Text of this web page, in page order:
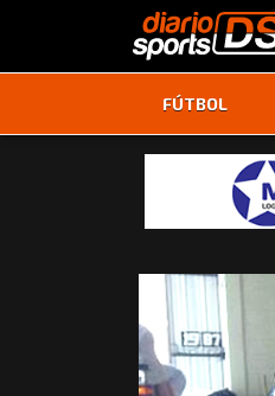
FÚTBOL